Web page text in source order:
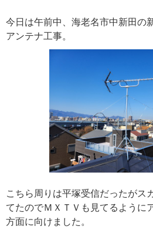
今日は午前中、海老名市中新田の
アンテナ工事。
こちら周りは平塚受信だったがス
てたのでＭＸＴＶも見てるように
方面に向けました。